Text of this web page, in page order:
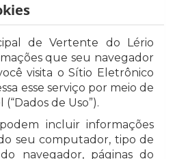
de Vertente do Lério
que seu navegador
visita o Sítio Eletrônico
esse serviço por meio de
de Uso”).
incluir informações
seu computador, tipo de
navegador, páginas do